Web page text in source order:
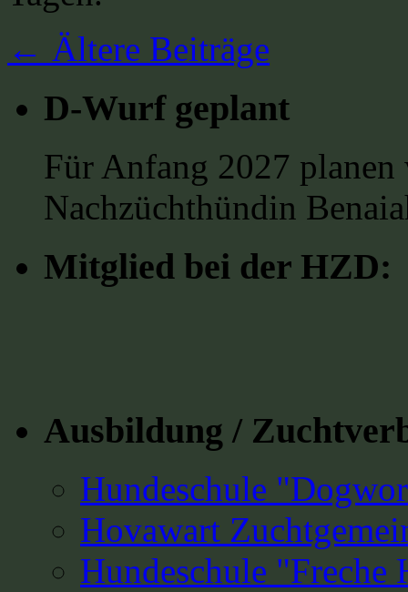
← Ältere Beiträge
D-Wurf geplant
Für Anfang 2027
Nachzüchthündin
Mitglied bei der HZD:
Ausbildung /
Hundeschule
Hovawart
Hundeschule "Freche